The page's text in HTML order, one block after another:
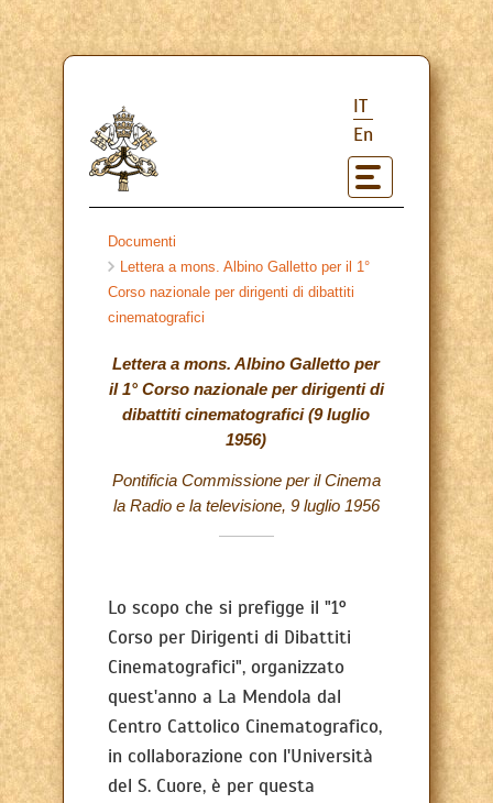
IT
En
Documenti
Lettera a mons. Albino Galletto per il 1°
Corso nazionale per dirigenti di dibattiti
cinematografici
Lettera a mons. Albino Galletto per
il 1° Corso nazionale per dirigenti di
dibattiti cinematografici (9 luglio
1956)
Pontificia Commissione per il Cinema
la Radio e la televisione, 9 luglio 1956
Lo scopo che si prefigge il "1°
Corso per Dirigenti di Dibattiti
Cinematografici", organizzato
quest'anno a La Mendola dal
Centro Cattolico Cinematografico,
in collaborazione con l'Università
del S. Cuore, è per questa